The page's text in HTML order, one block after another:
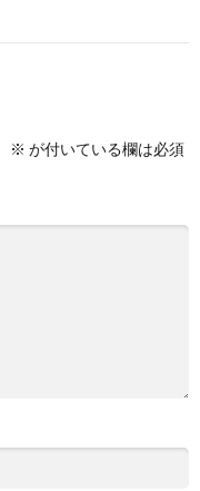
※ が付いている欄は必須